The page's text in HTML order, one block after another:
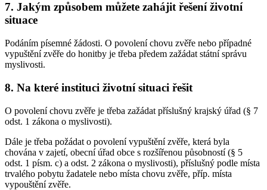
7. Jakým způsobem můžete zahájit řešení životní
situace
Podáním písemné žádosti. O povolení chovu zvěře nebo případné
vypuštění zvěře do honitby je třeba předem zažádat státní správu
myslivosti.
8. Na které instituci životní situaci řešit
O povolení chovu zvěře je třeba zažádat příslušný krajský úřad (§ 7
odst. 1 zákona o myslivosti).
Dále je třeba požádat o povolení vypuštění zvěře, která byla
chována v zajetí, obecní úřad obce s rozšířenou působností (§ 5
odst. 1 písm. c) a odst. 2 zákona o myslivosti), příslušný podle místa
trvalého pobytu žadatele nebo místa chovu zvěře, příp. místa
vypouštění zvěře.